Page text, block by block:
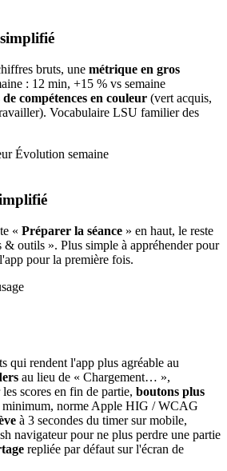
bruts, une métrique en gros
: 12 min, +15 % vs semaine
compétences en couleur (vert acquis,
Vocabulaire LSU familier des
Évolution semaine
« Préparer la séance » en haut, le reste
& outils ». Plus simple à appréhender pour
pour la première fois.
qui rendent l'app plus agréable au
au lieu de « Chargement… »,
les scores en fin de partie, boutons plus
minimum, norme Apple HIG / WCAG
à 3 secondes du timer sur mobile,
navigateur pour ne plus perdre une partie
repliée par défaut sur l'écran de